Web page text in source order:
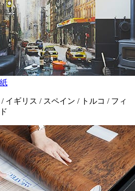
/ イギリス / スペイン / トルコ / フィ